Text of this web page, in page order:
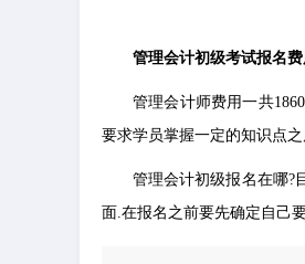
管理会计初级考试报名
管理会计师费用一共
要求学员掌握一定的知识点
管理会计初级报名在哪?
面.在报名之前要先确定自己